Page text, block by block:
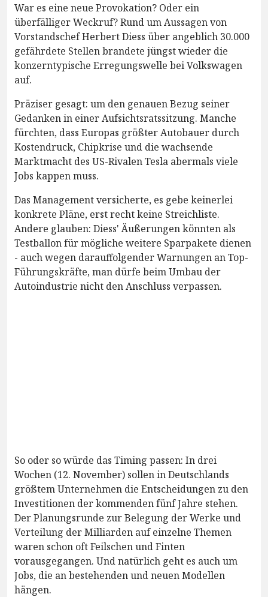
War es eine neue Provokation? Oder ein
überfälliger Weckruf? Rund um Aussagen von
Vorstandschef Herbert Diess über angeblich 30.000
gefährdete Stellen brandete jüngst wieder die
konzerntypische Erregungswelle bei Volkswagen
auf.
Präziser gesagt: um den genauen Bezug seiner
Gedanken in einer Aufsichtsratssitzung. Manche
fürchten, dass Europas größter Autobauer durch
Kostendruck, Chipkrise und die wachsende
Marktmacht des US-Rivalen Tesla abermals viele
Jobs kappen muss.
Das Management versicherte, es gebe keinerlei
konkrete Pläne, erst recht keine Streichliste.
Andere glauben: Diess' Äußerungen könnten als
Testballon für mögliche weitere Sparpakete dienen
- auch wegen darauffolgender Warnungen an Top-
Führungskräfte, man dürfe beim Umbau der
Autoindustrie nicht den Anschluss verpassen.
So oder so würde das Timing passen: In drei
Wochen (12. November) sollen in Deutschlands
größtem Unternehmen die Entscheidungen zu den
Investitionen der kommenden fünf Jahre stehen.
Der Planungsrunde zur Belegung der Werke und
Verteilung der Milliarden auf einzelne Themen
waren schon oft Feilschen und Finten
vorausgegangen. Und natürlich geht es auch um
Jobs, die an bestehenden und neuen Modellen
hängen.